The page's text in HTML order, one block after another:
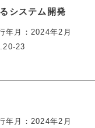
システム開発
年月
2024年2月
23
年月
2024年2月